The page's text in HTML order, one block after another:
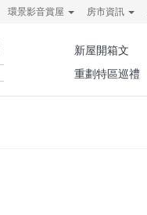
環景影音賞屋 房市資訊
新屋開箱文
重劃特區巡禮